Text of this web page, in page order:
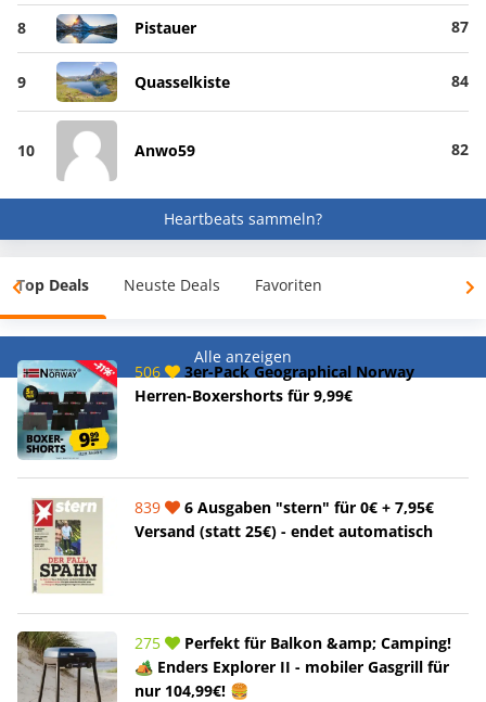
8 Pistauer 87
9 Quasselkiste 84
10 Anwo59 82
Heartbeats sammeln?
Top Deals Neuste Deals Favoriten
Alle anzeigen
506
3er-Pack Geographical Norway
Herren-Boxershorts für 9,99€
839
6 Ausgaben "stern" für 0€ + 7,95€
Versand (statt 25€) - endet automatisch
275
Perfekt für Balkon &amp; Camping!
🏕️ Enders Explorer II - mobiler Gasgrill für
nur 104,99€! 🍔